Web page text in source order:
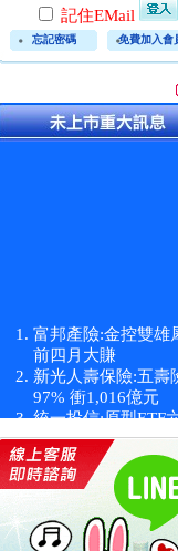
記住EMail
忘記密碼 免費加入會
富邦產險:金控雙雄
前四月大賺
新光人壽保險:五壽
97% 衝1,016億元
統一投信:原型ETF
統一投信:主動式ETF
價 被盯上
新光人壽保險:新壽
價金將達996億
宇辰系統科技:宇辰